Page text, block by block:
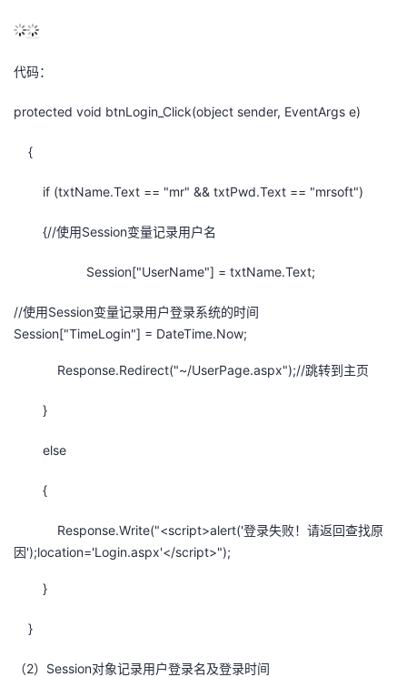
代码：
protected void btnLogin_Click(object sender, EventArgs e)
{
if (txtName.Text == "mr" && txtPwd.Text == "mrsoft")
{//使用Session变量记录用户名
Session["UserName"] = txtName.Text;
//使用Session变量记录用户登录系统的时间
Session["TimeLogin"] = DateTime.Now;
Response.Redirect("~/UserPage.aspx");//跳转到主页
}
else
{
Response.Write("<script>alert('登录失败！请返回查找原
因');location='Login.aspx'</script>");
}
}
（2）Session对象记录用户登录名及登录时间